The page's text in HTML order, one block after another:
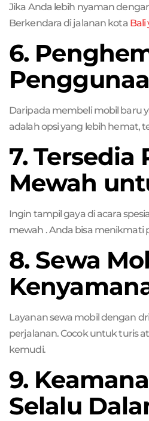
Jika Anda lebih nyaman
Berkendara di jalanan kota Bali
6.
Daripada membeli mobil baru
adalah opsi yang lebih hemat,
7. Tersedia
Mewah
Ingin tampil gaya di acara
mewah . Anda bisa menikmati
8. Sewa
Layanan sewa mobil dengan
perjalanan. Cocok untuk turis
kemudi.
9.
Selalu